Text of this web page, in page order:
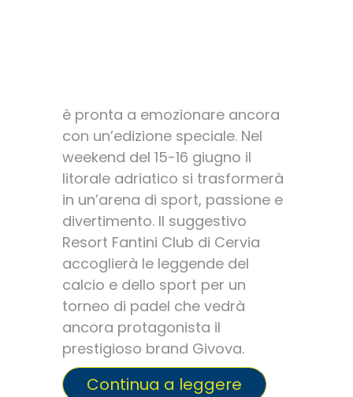
è pronta a emozionare ancora
con un’edizione speciale. Nel
weekend del 15-16 giugno il
litorale adriatico si trasformerà
in un’arena di sport, passione e
divertimento. Il suggestivo
Resort Fantini Club di Cervia
accoglierà le leggende del
calcio e dello sport per un
torneo di padel che vedrà
ancora protagonista il
prestigioso brand Givova.
Continua a leggere